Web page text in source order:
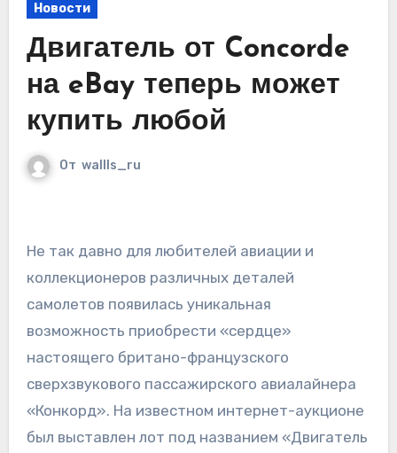
Новости
Двигатель от Concorde
на eBay теперь может
купить любой
От wallls_ru
Не так давно для любителей авиации и
коллекционеров различных деталей
самолетов появилась уникальная
возможность приобрести «сердце»
настоящего британо-французского
сверхзвукового пассажирского авиалайнера
«Конкорд». На известном интернет-аукционе
был выставлен лот под названием «Двигатель